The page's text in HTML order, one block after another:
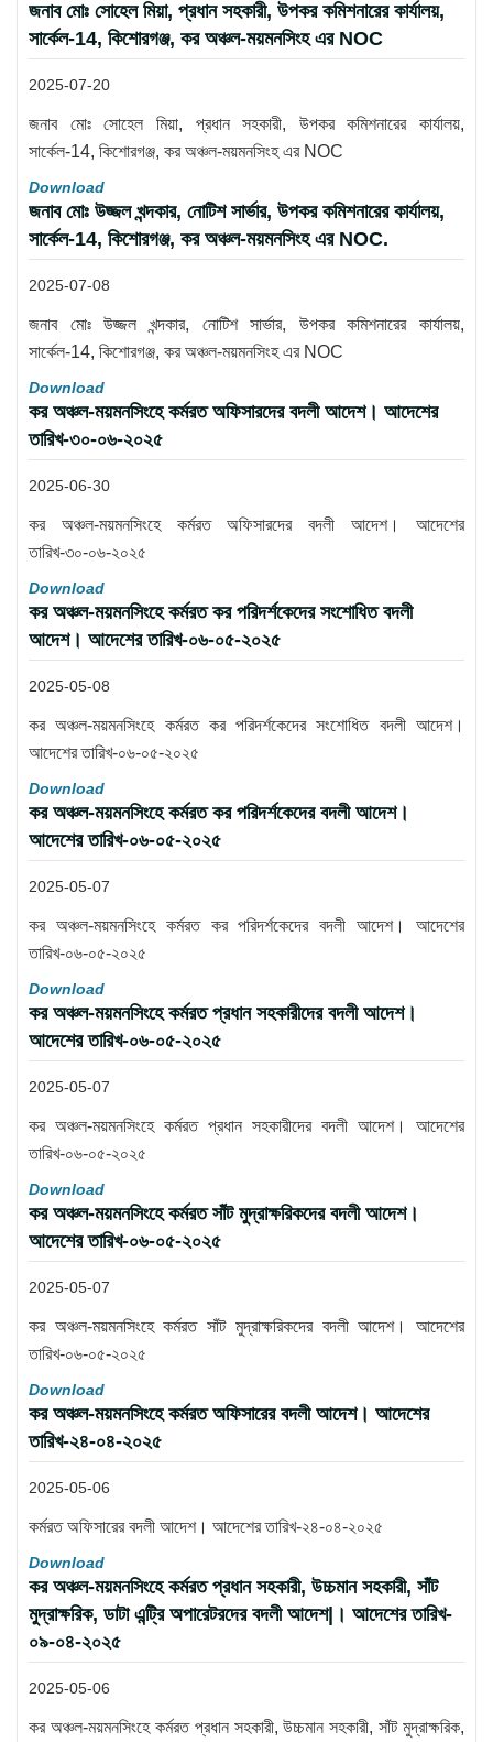
জনাব মোঃ সোহেল মিয়া, প্রধান সহকারী, উপকর কমিশনারের কার্যালয়,
সার্কেল-14, কিশোরগঞ্জ, কর অঞ্চল-ময়মনসিংহ এর NOC
2025-07-20
জনাব মোঃ সোহেল মিয়া, প্রধান সহকারী, উপকর কমিশনারের কার্যালয়,
সার্কেল-14, কিশোরগঞ্জ, কর অঞ্চল-ময়মনসিংহ এর NOC
Download
জনাব মোঃ উজ্জল খন্দকার, নোটিশ সার্ভার, উপকর কমিশনারের কার্যালয়,
সার্কেল-14, কিশোরগঞ্জ, কর অঞ্চল-ময়মনসিংহ এর NOC.
2025-07-08
জনাব মোঃ উজ্জল খন্দকার, নোটিশ সার্ভার, উপকর কমিশনারের কার্যালয়,
সার্কেল-14, কিশোরগঞ্জ, কর অঞ্চল-ময়মনসিংহ এর NOC
Download
কর অঞ্চল-ময়মনসিংহে কর্মরত অফিসারদের বদলী আদেশ। আদেশের
তারিখ-৩০-০৬-২০২৫
2025-06-30
কর অঞ্চল-ময়মনসিংহে কর্মরত অফিসারদের বদলী আদেশ। আদেশের
তারিখ-৩০-০৬-২০২৫
Download
কর অঞ্চল-ময়মনসিংহে কর্মরত কর পরিদর্শকেদের সংশোধিত বদলী
আদেশ। আদেশের তারিখ-০৬-০৫-২০২৫
2025-05-08
কর অঞ্চল-ময়মনসিংহে কর্মরত কর পরিদর্শকেদের সংশোধিত বদলী আদেশ।
আদেশের তারিখ-০৬-০৫-২০২৫
Download
কর অঞ্চল-ময়মনসিংহে কর্মরত কর পরিদর্শকেদের বদলী আদেশ।
আদেশের তারিখ-০৬-০৫-২০২৫
2025-05-07
কর অঞ্চল-ময়মনসিংহে কর্মরত কর পরিদর্শকেদের বদলী আদেশ। আদেশের
তারিখ-০৬-০৫-২০২৫
Download
কর অঞ্চল-ময়মনসিংহে কর্মরত প্রধান সহকারীদের বদলী আদেশ।
আদেশের তারিখ-০৬-০৫-২০২৫
2025-05-07
কর অঞ্চল-ময়মনসিংহে কর্মরত প্রধান সহকারীদের বদলী আদেশ। আদেশের
তারিখ-০৬-০৫-২০২৫
Download
কর অঞ্চল-ময়মনসিংহে কর্মরত সাঁট মুদ্রাক্ষরিকদের বদলী আদেশ।
আদেশের তারিখ-০৬-০৫-২০২৫
2025-05-07
কর অঞ্চল-ময়মনসিংহে কর্মরত সাঁট মুদ্রাক্ষরিকদের বদলী আদেশ। আদেশের
তারিখ-০৬-০৫-২০২৫
Download
কর অঞ্চল-ময়মনসিংহে কর্মরত অফিসারের বদলী আদেশ। আদেশের
তারিখ-২৪-০৪-২০২৫
2025-05-06
কর্মরত অফিসারের বদলী আদেশ। আদেশের তারিখ-২৪-০৪-২০২৫
Download
কর অঞ্চল-ময়মনসিংহে কর্মরত প্রধান সহকারী, উচ্চমান সহকারী, সাঁট
মুদ্রাক্ষরিক, ডাটা এন্ট্রি অপারেটরদের বদলী আদেশ|। আদেশের তারিখ-
০৯-০৪-২০২৫
2025-05-06
কর অঞ্চল-ময়মনসিংহে কর্মরত প্রধান সহকারী, উচ্চমান সহকারী, সাঁট মুদ্রাক্ষরিক,